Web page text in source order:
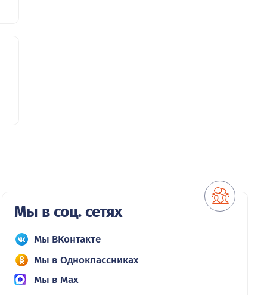
Мы в соц. сетях
Мы ВКонтакте
Мы в Одноклассниках
Мы в Max